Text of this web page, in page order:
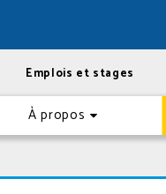
Emplois et stages
À propos